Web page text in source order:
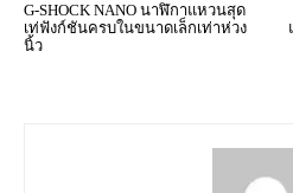
G-SHOCK NANO นาฬิกาแหวนสุด
เท่ฟังก์ชันครบในขนาดเล็กเท่าห่วง
นิ้ว